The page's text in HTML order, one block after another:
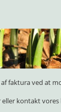
faktura ved at
kontakt